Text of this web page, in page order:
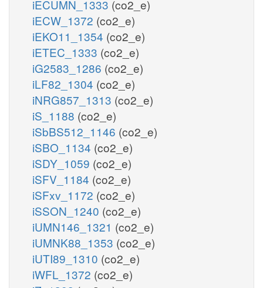
iECUMN_1333 (co2_e)
iECW_1372 (co2_e)
iEKO11_1354 (co2_e)
iETEC_1333 (co2_e)
iG2583_1286 (co2_e)
iLF82_1304 (co2_e)
iNRG857_1313 (co2_e)
iS_1188 (co2_e)
iSbBS512_1146 (co2_e)
iSBO_1134 (co2_e)
iSDY_1059 (co2_e)
iSFV_1184 (co2_e)
iSFxv_1172 (co2_e)
iSSON_1240 (co2_e)
iUMN146_1321 (co2_e)
iUMNK88_1353 (co2_e)
iUTI89_1310 (co2_e)
iWFL_1372 (co2_e)